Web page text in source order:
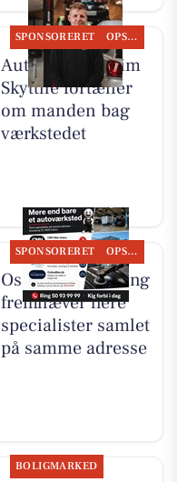
SPONSORERET OPSLAGSTAVLEN
Autotekniker Kim
Skytthe fortæller
om manden bag
værkstedet
SPONSORERET OPSLAGSTAVLEN
Oscar Biludlejning
fremhæver flere
specialister samlet
på samme adresse
BOLIGMARKED